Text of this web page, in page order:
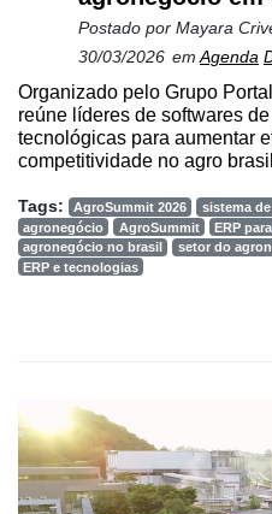
Postado por Mayara
30/03/2026 em Agenda
Organizado pelo Grupo
reúne líderes de softwares
tecnológicas para aumentar
competitividade no agro
Tags: AgroSummit 2026
sistema
agronegócio
AgroSummit
ERP
agronegócio no brasil
setor do
ERP e tecnologias